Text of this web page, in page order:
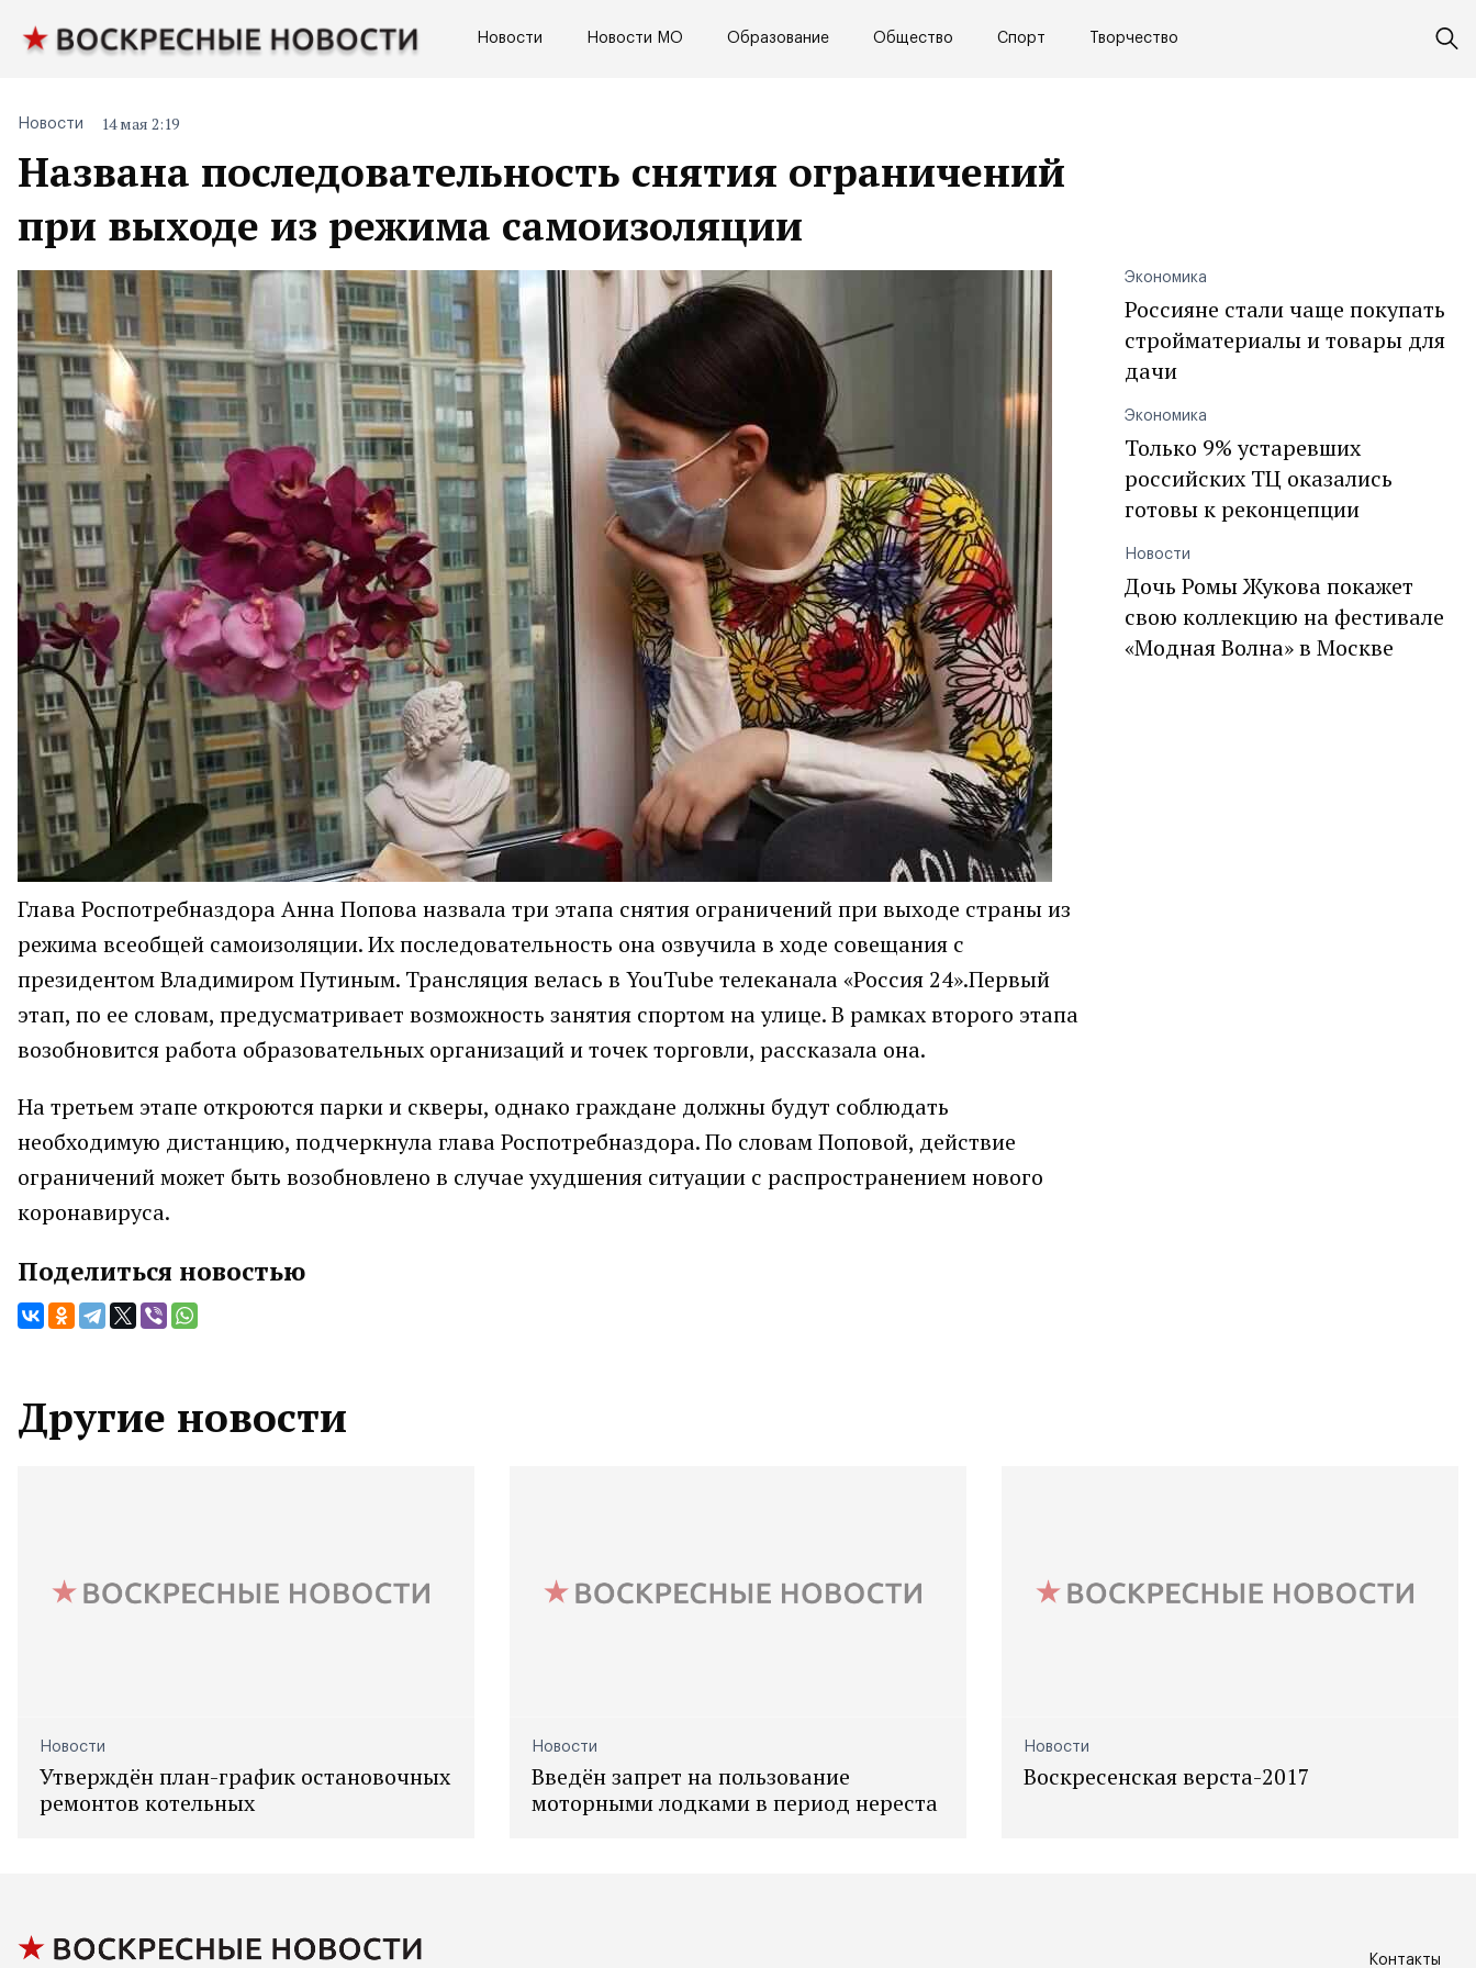
Новости Новости МО Образование Общество Спорт Творчество
Названа последовательность снятия ограничений
при выходе из режима самоизоляции
Новости 14 мая 2:19
Глава Роспотребназдора Анна Попова назвала три этапа снятия ограничений при выходе страны из
режима всеобщей самоизоляции. Их последовательность она озвучила в ходе совещания с
президентом Владимиром Путиным. Трансляция велась в YouTube телеканала «Россия 24».Первый
этап, по ее словам, предусматривает возможность занятия спортом на улице. В рамках второго этапа
возобновится работа образовательных организаций и точек торговли, рассказала она.
На третьем этапе откроются парки и скверы, однако граждане должны будут соблюдать
необходимую дистанцию, подчеркнула глава Роспотребназдора. По словам Поповой, действие
ограничений может быть возобновлено в случае ухудшения ситуации с распространением нового
коронавируса.
Поделиться новостью
Экономика
Россияне стали чаще покупать
стройматериалы и товары для
дачи
Экономика
Только 9% устаревших
российских ТЦ оказались
готовы к реконцепции
Новости
Дочь Ромы Жукова покажет
свою коллекцию на фестивале
«Модная Волна» в Москве
Другие новости
Новости
Утверждён план-график остановочных
ремонтов котельных
Новости
Введён запрет на пользование
моторными лодками в период нереста
Новости
Воскресенская верста-2017
Контакты